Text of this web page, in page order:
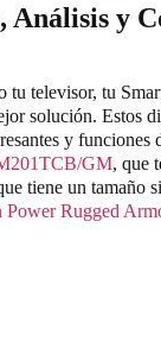
Análisis y
tu televisor, tu
solución. Estos
y
GM, que
tiene un
Power Rugged